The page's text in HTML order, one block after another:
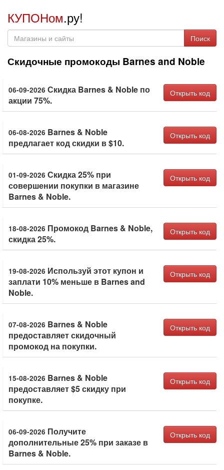
КУПОНом.ру!
Поиск
Скидочные промокоды Barnes and Noble
06-09-2026 Скидка Barnes & Noble по
акции 75%.
Открыть код
06-08-2026 Barnes & Noble
предлагает код скидки в $10.
Открыть код
01-09-2026 Скидка 25% при
совершении покупки в магазине
Barnes & Noble.
Открыть код
18-08-2026 Промокод Barnes & Noble,
скидка 25%.
Открыть код
19-08-2026 Используй этот купон и
заплати 10% меньше в Barnes and
Noble.
Открыть код
07-08-2026 Barnes & Noble
предоставляет скидочный
промокод на покупки.
Открыть код
15-08-2026 Barnes & Noble
предоставляет $5 скидку при
покупке.
Открыть код
06-09-2026 Получите
дополнительные 25% при заказе в
Barnes & Noble.
Открыть код